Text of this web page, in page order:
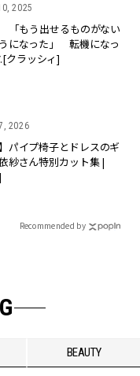
2025
「もう出せるものがない
になった」 転機になっ
クラッシィ]
2026
パイプ椅子とドレスのギ
紗さん特別カット集 |
Recommended by
BEAUTY